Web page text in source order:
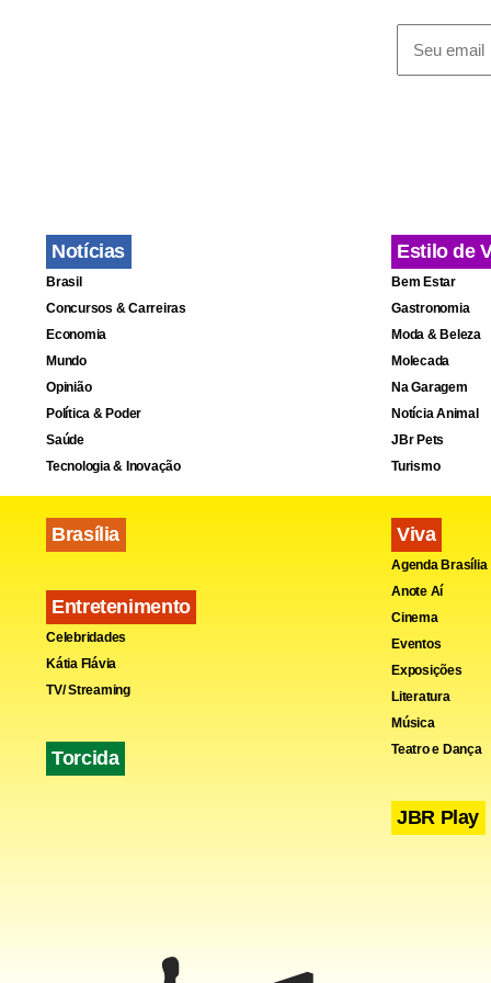
“Não
cidadãos
Por sua
“Estamos
juvenil, que
retrógrado
ao
Notícias
Brasil
Concursos & Carreiras
Economia
Mundo
Opinião
Política & Poder
Saúde
Tecnologia & Inovação
Brasília
Entretenimento
Celebridades
Kátia Flávia
TV/ Streaming
Torcida
Estilo de
Bem Estar
Gastronomia
Moda & Beleza
Molecada
Na Garagem
Notícia Animal
JBr Pets
Turismo
Viva
Agenda Brasília
Anote Aí
Cinema
Eventos
Exposições
Literatura
Música
Teatro e Dança
JBR Play